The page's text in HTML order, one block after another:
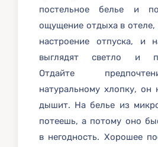
постельное белье и
ощущение отдыха в отеле,
настроение отпуска, и
выглядят светло и
Отдайте
натуральному хлопку, он
дышит. На белье из
потеешь, а потому оно
в негодность. Хорошее